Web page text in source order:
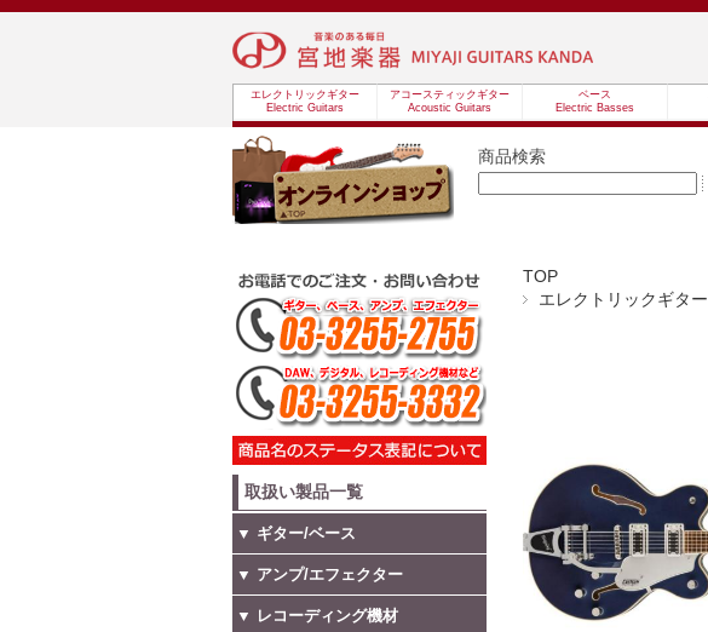
エレクトリックギター
Electric Guitars
アコースティックギター
Acoustic Guitars
ベース
Electric Basses
商品検索
TOP
エレクトリックギター
取扱い製品一覧
▼ ギター/ベース
▼ アンプ/エフェクター
▼ レコーディング機材